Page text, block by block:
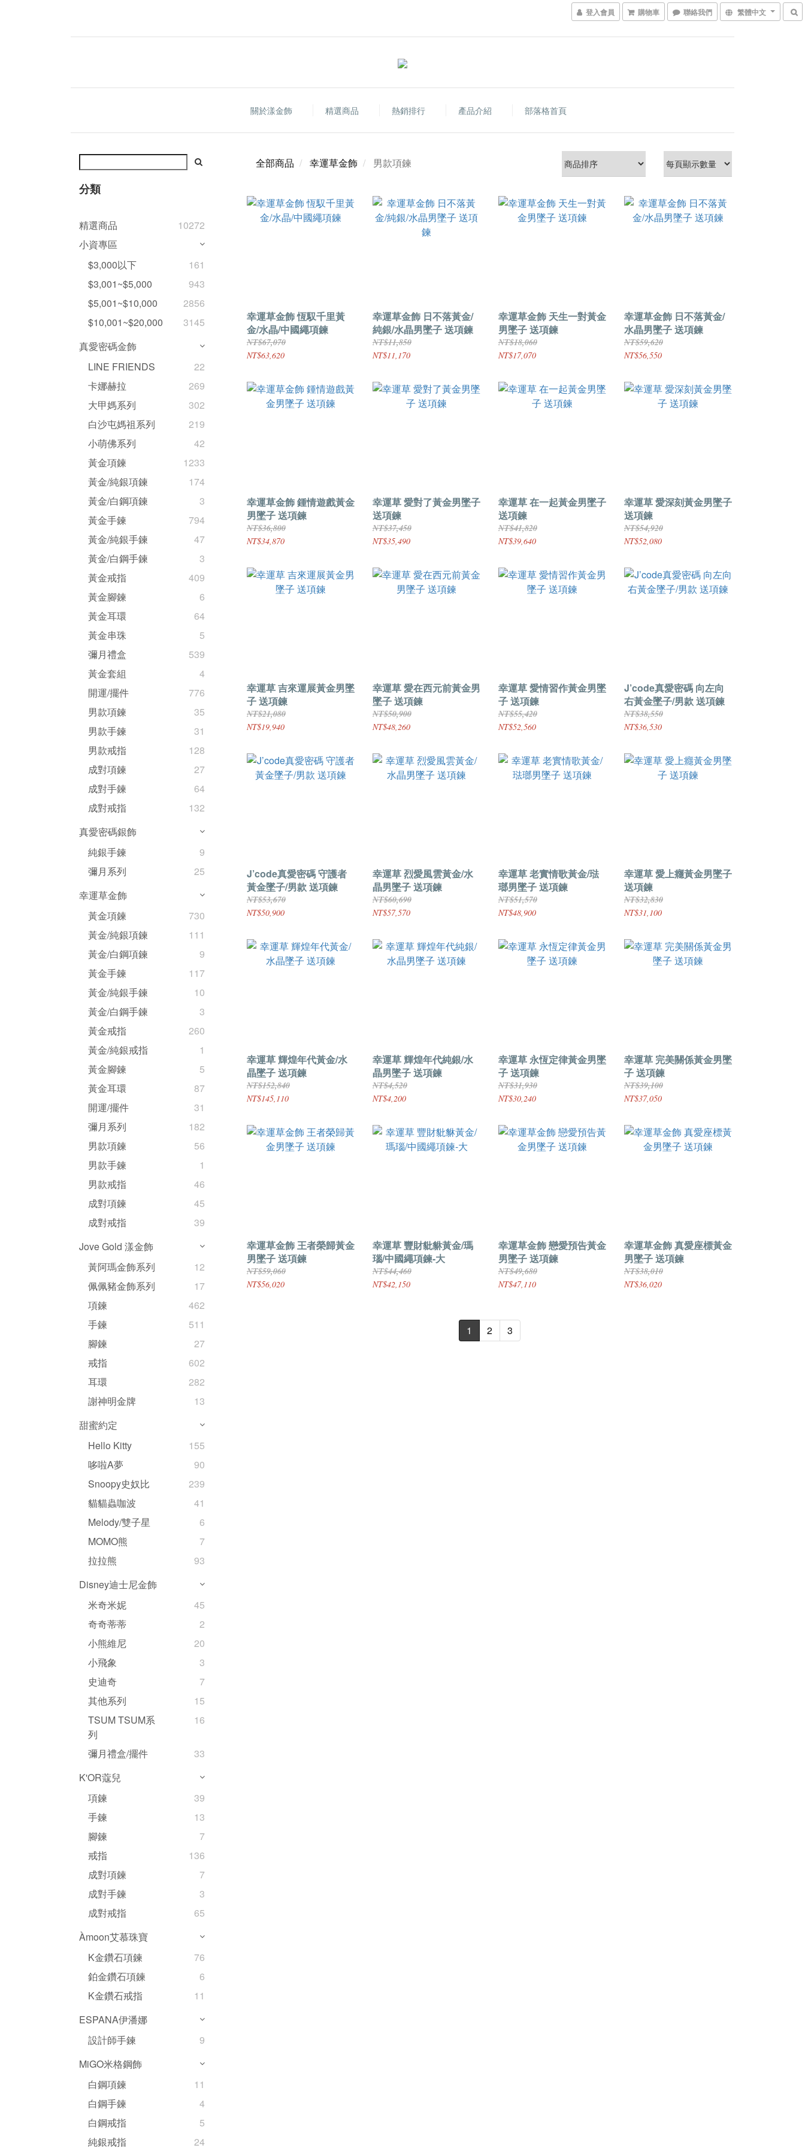
登入會員 購物車 聯絡我們 繁體中文
關於漾金飾 精選商品 熱銷排行 產品介紹 部落格首頁
分類
精選商品
10272
小資專區
$3,000以下
161
$3,001~$5,000
943
$5,001~$10,000
2856
$10,001~$20,000
3145
真愛密碼金飾
LINE FRIENDS
22
卡娜赫拉
269
大甲媽系列
302
白沙屯媽祖系列
219
小萌佛系列
42
黃金項鍊
1233
黃金/純銀項鍊
174
黃金/白鋼項鍊
3
黃金手鍊
794
黃金/純銀手鍊
47
黃金/白鋼手鍊
3
黃金戒指
409
黃金腳鍊
6
黃金耳環
64
黃金串珠
5
彌月禮盒
539
黃金套組
4
開運/擺件
776
男款項鍊
35
男款手鍊
31
男款戒指
128
成對項鍊
27
成對手鍊
64
成對戒指
132
真愛密碼銀飾
純銀手鍊
9
彌月系列
25
幸運草金飾
黃金項鍊
730
黃金/純銀項鍊
111
黃金/白鋼項鍊
9
黃金手鍊
117
黃金/純銀手鍊
10
黃金/白鋼手鍊
3
黃金戒指
260
黃金/純銀戒指
1
黃金腳鍊
5
黃金耳環
87
開運/擺件
31
彌月系列
182
男款項鍊
56
男款手鍊
1
男款戒指
46
成對項鍊
45
成對戒指
39
Jove Gold 漾金飾
黃阿瑪金飾系列
12
佩佩豬金飾系列
17
項鍊
462
手鍊
511
腳鍊
27
戒指
602
耳環
282
謝神明金牌
13
甜蜜約定
Hello Kitty
155
哆啦A夢
90
Snoopy史奴比
239
貓貓蟲咖波
41
Melody/雙子星
6
MOMO熊
7
拉拉熊
93
Disney迪士尼金飾
米奇米妮
45
奇奇蒂蒂
2
小熊維尼
20
小飛象
3
史迪奇
7
其他系列
15
TSUM TSUM系
列
16
彌月禮盒/擺件
33
K'OR蔻兒
項鍊
39
手鍊
13
腳鍊
7
戒指
136
成對項鍊
7
成對手鍊
3
成對戒指
65
Àmoon艾慕珠寶
K金鑽石項鍊
76
鉑金鑽石項鍊
6
K金鑽石戒指
11
ESPANA伊潘娜
設計師手鍊
9
MiGO米格鋼飾
白鋼項鍊
11
白鋼手鍊
4
白鋼戒指
5
純銀戒指
24
全部商品 幸運草金飾 男款項鍊
幸運草金飾 恆馭千里黃
金/水晶/中國繩項鍊
NT$67,070
NT$63,620
幸運草金飾 日不落黃金/
純銀/水晶男墜子 送項鍊
NT$11,850
NT$11,170
幸運草金飾 天生一對黃金
男墜子 送項鍊
NT$18,060
NT$17,070
幸運草金飾 日不落黃金/
水晶男墜子 送項鍊
NT$59,620
NT$56,550
幸運草金飾 鍾情遊戲黃金
男墜子 送項鍊
NT$36,800
NT$34,870
幸運草 愛對了黃金男墜子
送項鍊
NT$37,450
NT$35,490
幸運草 在一起黃金男墜子
送項鍊
NT$41,820
NT$39,640
幸運草 愛深刻黃金男墜子
送項鍊
NT$54,920
NT$52,080
幸運草 吉來運展黃金男墜
子 送項鍊
NT$21,080
NT$19,940
幸運草 愛在西元前黃金男
墜子 送項鍊
NT$50,900
NT$48,260
幸運草 愛情習作黃金男墜
子 送項鍊
NT$55,420
NT$52,560
J’code真愛密碼 向左向
右黃金墜子/男款 送項鍊
NT$38,550
NT$36,530
J’code真愛密碼 守護者
黃金墜子/男款 送項鍊
NT$53,670
NT$50,900
幸運草 烈愛風雲黃金/水
晶男墜子 送項鍊
NT$60,690
NT$57,570
幸運草 老實情歌黃金/琺
瑯男墜子 送項鍊
NT$51,570
NT$48,900
幸運草 愛上癮黃金男墜子
送項鍊
NT$32,830
NT$31,100
幸運草 輝煌年代黃金/水
晶墜子 送項鍊
NT$152,840
NT$145,110
幸運草 輝煌年代純銀/水
晶男墜子 送項鍊
NT$4,520
NT$4,200
幸運草 永恆定律黃金男墜
子 送項鍊
NT$31,930
NT$30,240
幸運草 完美關係黃金男墜
子 送項鍊
NT$39,100
NT$37,050
幸運草金飾 王者榮歸黃金
男墜子 送項鍊
NT$59,060
NT$56,020
幸運草 豐財豼貅黃金/瑪
瑙/中國繩項鍊-大
NT$44,460
NT$42,150
幸運草金飾 戀愛預告黃金
男墜子 送項鍊
NT$49,680
NT$47,110
幸運草金飾 真愛座標黃金
男墜子 送項鍊
NT$38,010
NT$36,020
1 2 3